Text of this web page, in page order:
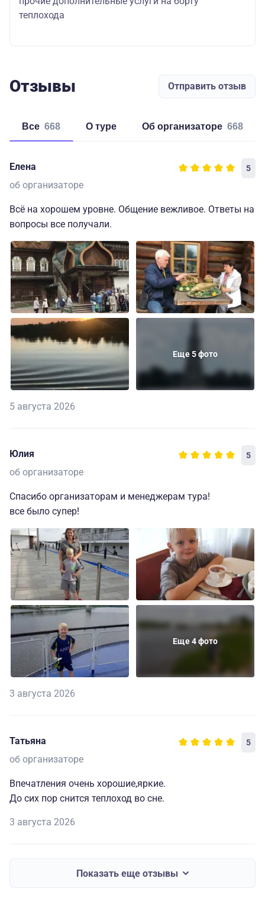
теплохода
Отзывы Отправить отзыв
Все 668 о туре об организаторе 668
Елена 5
об организаторе
Всё на хорошем уровне. Общение вежливое. Ответы на
вопросы все получали.
Еще 5 фото
5 августа 2026
Юлия 5
об организаторе
Спасибо организаторам и менеджерам тура!
все было супер!
Еще 4 фото
3 августа 2026
Татьяна 5
об организаторе
Впечатления очень хорошие,яркие.
До сих пор снится теплоход во сне.
3 августа 2026
Показать еще отзывы